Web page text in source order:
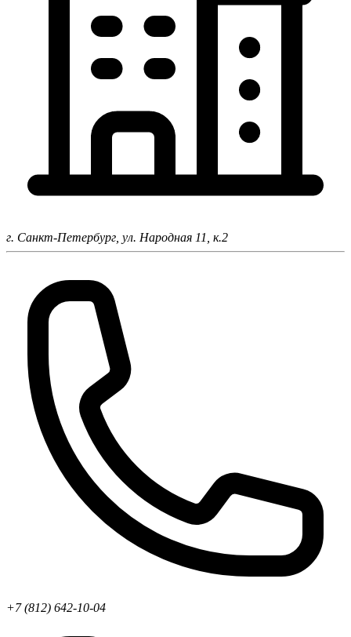
г. Санкт-Петербург, ул. Народная 11, к.2
+7 (812) 642-10-04